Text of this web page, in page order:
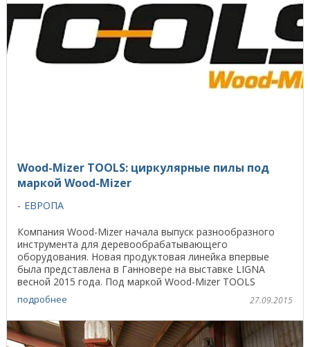
Wood-Mizer TOOLS: циркулярные пилы под
маркой Wood-Mizer
ЕВРОПА
Компания Wood-Mizer начала выпуск разнообразного
инструмента для деревообрабатывающего
оборудования. Новая продуктовая линейка впервые
была представлена в Ганновере на выставке LIGNA
весной 2015 года. Под маркой Wood-Mizer TOOLS
компания предлагает ...
подробнее 27.09.2015